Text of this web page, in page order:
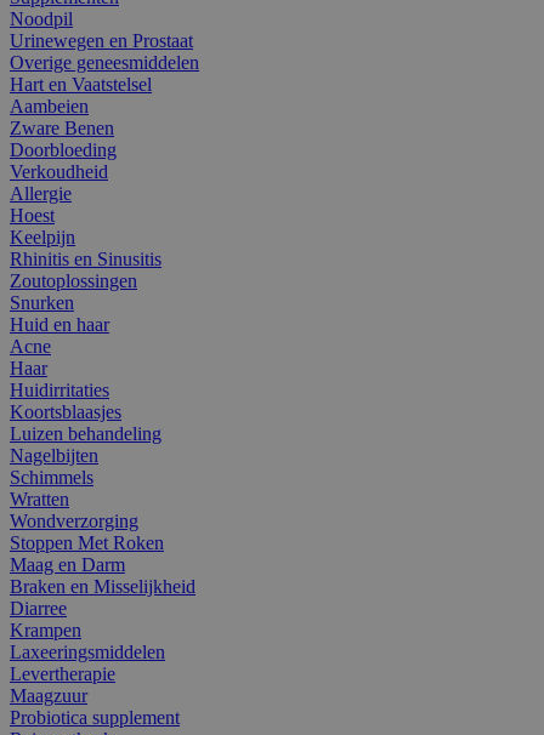
Noodpil
Urinewegen en Prostaat
Overige geneesmiddelen
Hart en Vaatstelsel
Aambeien
Zware Benen
Doorbloeding
Verkoudheid
Allergie
Hoest
Keelpijn
Rhinitis en Sinusitis
Zoutoplossingen
Snurken
Huid en haar
Acne
Haar
Huidirritaties
Koortsblaasjes
Luizen behandeling
Nagelbijten
Schimmels
Wratten
Wondverzorging
Stoppen Met Roken
Maag en Darm
Braken en Misselijkheid
Diarree
Krampen
Laxeeringsmiddelen
Levertherapie
Maagzuur
Probiotica supplement